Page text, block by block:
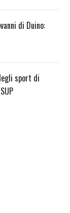
di Duino:
sport di